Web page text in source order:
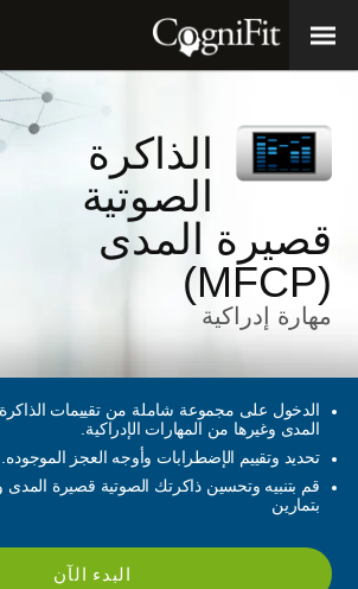
الذاكرة
الصوتية
قصيرة المدى
(MFCP)
مهارة إدراكية
الدخول على مجموعة شاملة من تقييمات
المدى وغيرها من المهارات الإدراكية.
تحديد وتقييم الإضطرابات وأوجه العجز الموجوده.
قم بتنبيه وتحسين ذاكرتك الصوتية قصيرة
بتمارين
البدء الآن